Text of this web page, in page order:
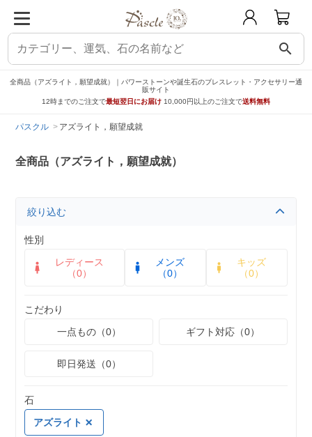
search
全商品（アズライト，願望成就）｜パワーストーンや誕生石のブレスレット・アクセサリー通
販サイト
12時までのご注文で最短翌日にお届け 10,000円以上のご注文で送料無料
パスクル アズライト，願望成就
全商品（アズライト，願望成就）
絞り込む
性別
レディース
（0）
メンズ
（0）
キッズ
（0）
こだわり
一点もの（0）
ギフト対応（0）
即日発送（0）
石
アズライト